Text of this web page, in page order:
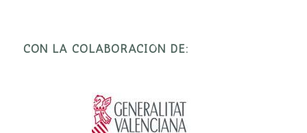
CON LA COLABORACIÓN DE: